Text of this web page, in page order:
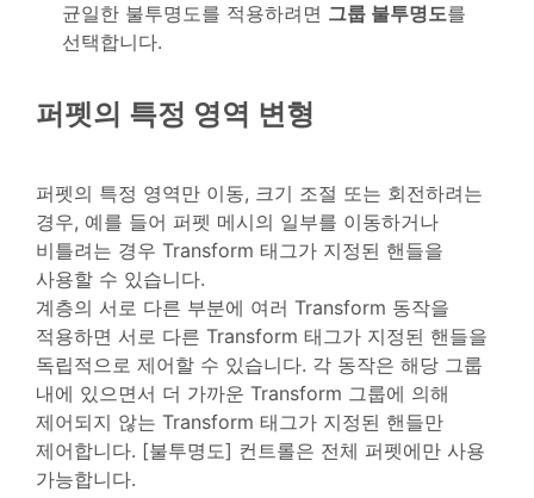
균일한 불투명도를 적용하려면 그룹 불투명도를
선택합니다.
퍼펫의 특정 영역 변형
퍼펫의 특정 영역만 이동, 크기 조절 또는 회전하려는
경우, 예를 들어 퍼펫 메시의 일부를 이동하거나
비틀려는 경우 Transform 태그가 지정된 핸들을
사용할 수 있습니다.
계층의 서로 다른 부분에 여러 Transform 동작을
적용하면 서로 다른 Transform 태그가 지정된 핸들을
독립적으로 제어할 수 있습니다. 각 동작은 해당 그룹
내에 있으면서 더 가까운 Transform 그룹에 의해
제어되지 않는 Transform 태그가 지정된 핸들만
제어합니다. [불투명도] 컨트롤은 전체 퍼펫에만 사용
가능합니다.